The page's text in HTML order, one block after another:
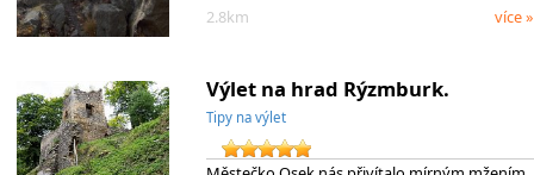
2.8km
více »
Výlet na hrad Rýzmburk.
Tipy na výlet